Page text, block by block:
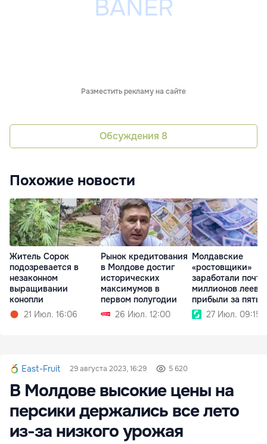
Разместить рекламу на сайте
Обсуждения 8
Похожие новости
Житель Сорок
подозревается в
незаконном
выращивании
конопли
21 Июл. 16:06
Рынок кредитования
в Молдове достиг
исторических
максимумов в
первом полугодии
26 Июл. 12:00
Молдавские
«ростовщики»
заработали почти
миллионов леев
прибыли за пять
месяцев
27 Июл. 09:15
East-Fruit 29 августа 2023, 16:29 5 620
В Молдове высокие цены на
персики держались все лето
из-за низкого урожая